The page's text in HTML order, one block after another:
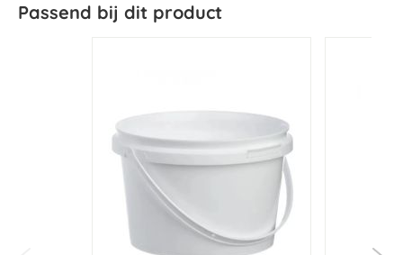
Passend bij dit product